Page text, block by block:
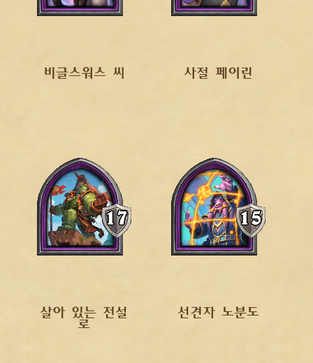
비글스워스 씨 사절 페이린
살아 있는 전설
로
선견자 노분도